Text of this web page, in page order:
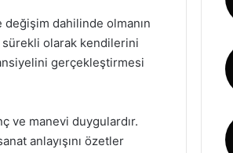
dahilinde olmanın
olarak kendilerini
gerçekleştirmesi
ve manevi duygulardır.
anlayışını özetler